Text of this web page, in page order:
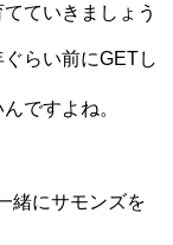
ていきましょう
らい前にGETし
ですよね。
緒にサモンズを